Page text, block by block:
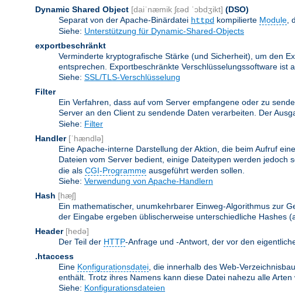
Dynamic Shared Object [daiˈnæmik ʃɛəd ˈɔbdʒikt] (DSO)
Separat von der Apache-Binärdatei httpd kompilierte Module
Siehe: Unterstützung für Dynamic-Shared-Objects
exportbeschränkt
Verminderte kryptografische Stärke (und Sicherheit), um den
entsprechen. Exportbeschränkte Verschlüsselungssoftware ist
Siehe: SSL/TLS-Verschlüsselung
Filter
Ein Verfahren, dass auf vom Server empfangene oder zu
Server an den Client zu sendende Daten verarbeiten. Der
Siehe: Filter
Handler [ˈhændlə]
Eine Apache-interne Darstellung der Aktion, die beim Aufruf
Dateien vom Server bedient, einige Dateitypen werden jedoch
die als CGI-Programme ausgeführt werden sollen.
Siehe: Verwendung von Apache-Handlern
Hash [hæʃ]
Ein mathematischer, unumkehrbarer Einweg-Algorithmus zur
der Eingabe ergeben üblischerweise unterschiedliche Hashes
Header [hedə]
Der Teil der HTTP-Anfrage und -Antwort, der vor den
.htaccess
Eine Konfigurationsdatei , die innerhalb des Web-
enthält. Trotz ihres Namens kann diese Datei nahezu alle
Siehe: Konfigurationsdateien